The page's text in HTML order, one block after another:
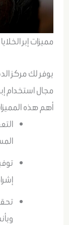
مميزات إبر
يوفر لك مركز
مجال استخدام
أهم هذه